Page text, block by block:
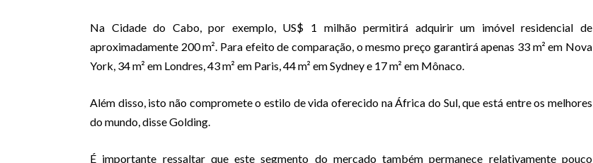
Na Cidade do Cabo, por exemplo, US$ 1 milhão permitirá adquirir um imóvel residencial de
aproximadamente 200 m². Para efeito de comparação, o mesmo preço garantirá apenas 33 m² em Nova
York, 34 m² em Londres, 43 m² em Paris, 44 m² em Sydney e 17 m² em Mônaco.
Além disso, isto não compromete o estilo de vida oferecido na África do Sul, que está entre os melhores
do mundo, disse Golding.
É importante ressaltar que este segmento do mercado também permanece relativamente pouco